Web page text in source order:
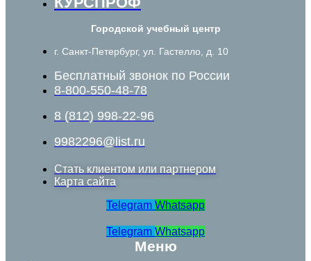
Городской учебный центр
г. Санкт-Петербург, ул. Гастелло, д. 10
Бесплатный звонок по России
8-800-550-48-78
8 (812) 998-22-96
9982296@list.ru
Стать клиентом или партнером
Карта сайта
Telegram Whatsapp
Telegram Whatsapp
Меню